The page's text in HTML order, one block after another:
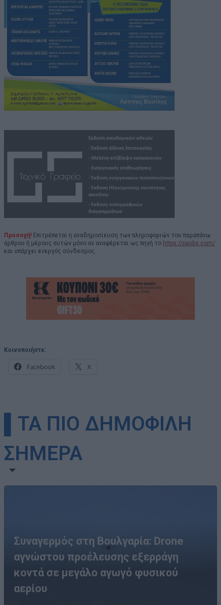
Προσοχή! Επιτρέπεται η αναδημοσίευση των πληροφοριών του παραπάνω
άρθρου ή μέρους αυτών μόνο αν αναφέρεται ως πηγή το https://paidis.com/
και υπάρχει ενεργός σύνδεσμος.
Κοινοποιήστε:
Facebook X
▌ΤΑ ΠΙΟ ΔΗΜΟΦΙΛΗ
ΣΗΜΕΡΑ
Συναγερμός στη Βουλγαρία: Drone
αγνώστου προέλευσης εξερράγη
κοντά σε μεγάλο αγωγό φυσικού
αερίου